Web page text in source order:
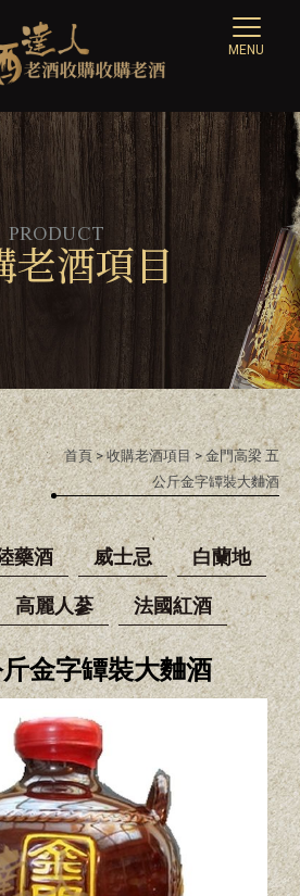
老酒項目
首頁>收購老酒項目> 金門高梁 五
公斤金字罈裝大麯酒
藥酒 威士忌 白蘭地
高麗人蔘 法國紅酒
金字罈裝大麯酒